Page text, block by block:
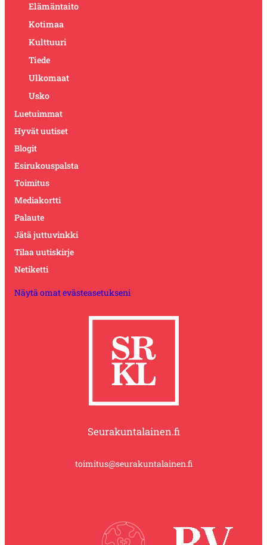
Elämäntaito
Kotimaa
Kulttuuri
Tiede
Ulkomaat
Usko
Luetuimmat
Hyvät uutiset
Blogit
Esirukouspalsta
Toimitus
Mediakortti
Palaute
Jätä juttuvinkki
Tilaa uutiskirje
Netiketti
Näytä omat evästeasetukseni
Seurakuntalainen.fi
toimitus@seurakuntalainen.fi